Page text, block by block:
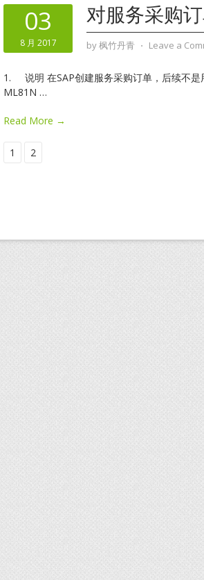
03
8 月 2017
对服务采购
by枫竹丹青 ⋅ Leave a
1. 说明 在SAP创建服务采购订单，后续不是
ML81N …
Read More →
1 2